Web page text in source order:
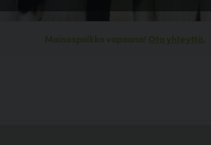
Mainospaikka vapaana! Ota yhteyttä.